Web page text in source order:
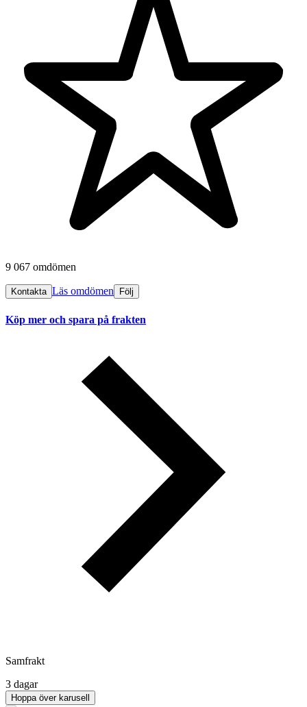
9 067 omdömen
Kontakta Läs omdömen Följ
Köp mer och spara på frakten
Samfrakt
3 dagar
Hoppa över karusell